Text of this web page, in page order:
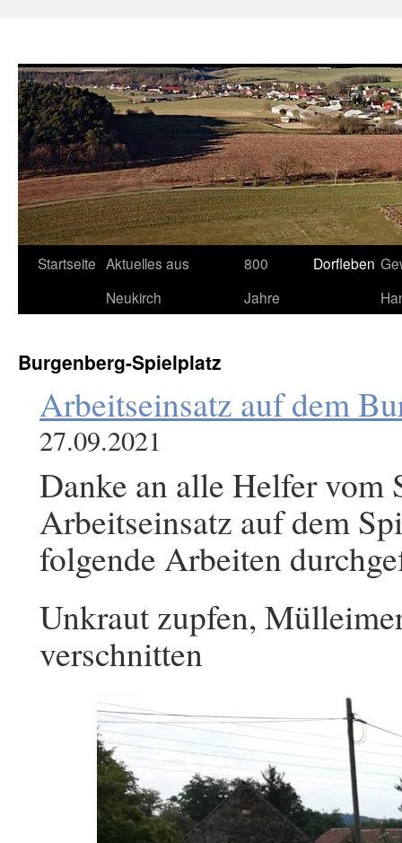
Zum
Startseite Aktuelles aus
Neukirch
800
Jahre
Dorfleben
Burgenberg-Spielplatz
Arbeitseinsatz auf dem
27.09.2021
Danke an alle Helfer vom
Arbeitseinsatz auf dem
folgende Arbeiten
Unkraut zupfen,
verschnitten